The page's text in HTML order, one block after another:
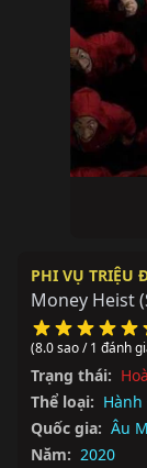
PHI VỤ TRIỆU
Money Heist
(8.0 sao / 1 đánh
Trạng thái:
Thể loại:
Quốc gia: Âu
Năm: 2020